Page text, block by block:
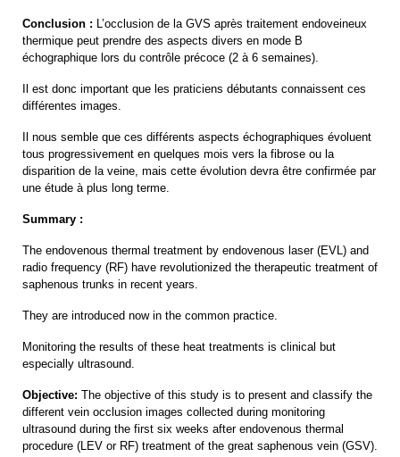
Conclusion : L’occlusion de la GVS après traitement endoveineux
thermique peut prendre des aspects divers en mode B
échographique lors du contrôle précoce (2 à 6 semaines).
Il est donc important que les praticiens débutants connaissent ces
différentes images.
Il nous semble que ces différents aspects échographiques évoluent
tous progressivement en quelques mois vers la fibrose ou la
disparition de la veine, mais cette évolution devra être confirmée par
une étude à plus long terme.
Summary :
The endovenous thermal treatment by endovenous laser (EVL) and
radio frequency (RF) have revolutionized the therapeutic treatment of
saphenous trunks in recent years.
They are introduced now in the common practice.
Monitoring the results of these heat treatments is clinical but
especially ultrasound.
Objective: The objective of this study is to present and classify the
different vein occlusion images collected during monitoring
ultrasound during the first six weeks after endovenous thermal
procedure (LEV or RF) treatment of the great saphenous vein (GSV).